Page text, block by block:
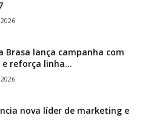
Brasa lança campanha com
e reforça linha...
nova líder de marketing e